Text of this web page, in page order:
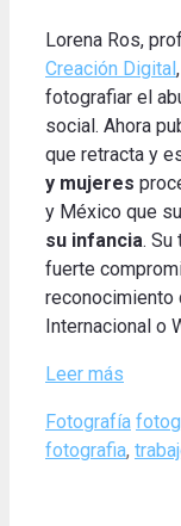
Lorena Ros,
Creación Digital
fotografiar el
social. Ahora
que retracta y
y mujeres
y México que
su infancia.
fuerte
reconocimiento
Internacional o
Leer más
Categories
Fotografía Tags
fotografia,